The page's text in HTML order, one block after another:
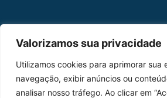
Valorizamos sua privacidade
Utilizamos cookies para aprimorar sua
navegação, exibir anúncios ou
analisar nosso tráfego. Ao clicar em
Home